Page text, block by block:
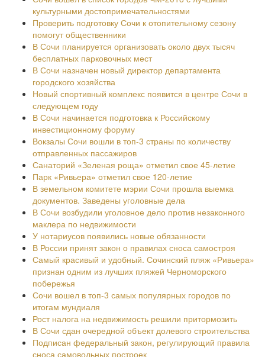
культурными достопримечательностями
Проверить подготовку Сочи к отопительному сезону
помогут общественники
В Сочи планируется организовать около двух тысяч
бесплатных парковочных мест
В Сочи назначен новый директор департамента
городского хозяйства
Новый спортивный комплекс появится в центре Сочи в
следующем году
В Сочи начинается подготовка к Российскому
инвестиционному форуму
Вокзалы Сочи вошли в топ-3 страны по количеству
отправленных пассажиров
Санаторий «Зеленая роща» отметил свое 45-летие
Парк «Ривьера» отметил свое 120-летие
В земельном комитете мэрии Сочи прошла выемка
документов. Заведены уголовные дела
В Сочи возбудили уголовное дело против незаконного
маклера по недвижимости
У нотариусов появились новые обязанности
В России принят закон о правилах сноса самостроя
Самый красивый и удобный. Сочинский пляж «Ривьера»
признан одним из лучших пляжей Черноморского
побережья
Сочи вошел в топ-3 самых популярных городов по
итогам мундиаля
Рост налога на недвижимость решили притормозить
В Сочи сдан очередной объект долевого строительства
Подписан федеральный закон, регулирующий правила
сноса самовольных построек